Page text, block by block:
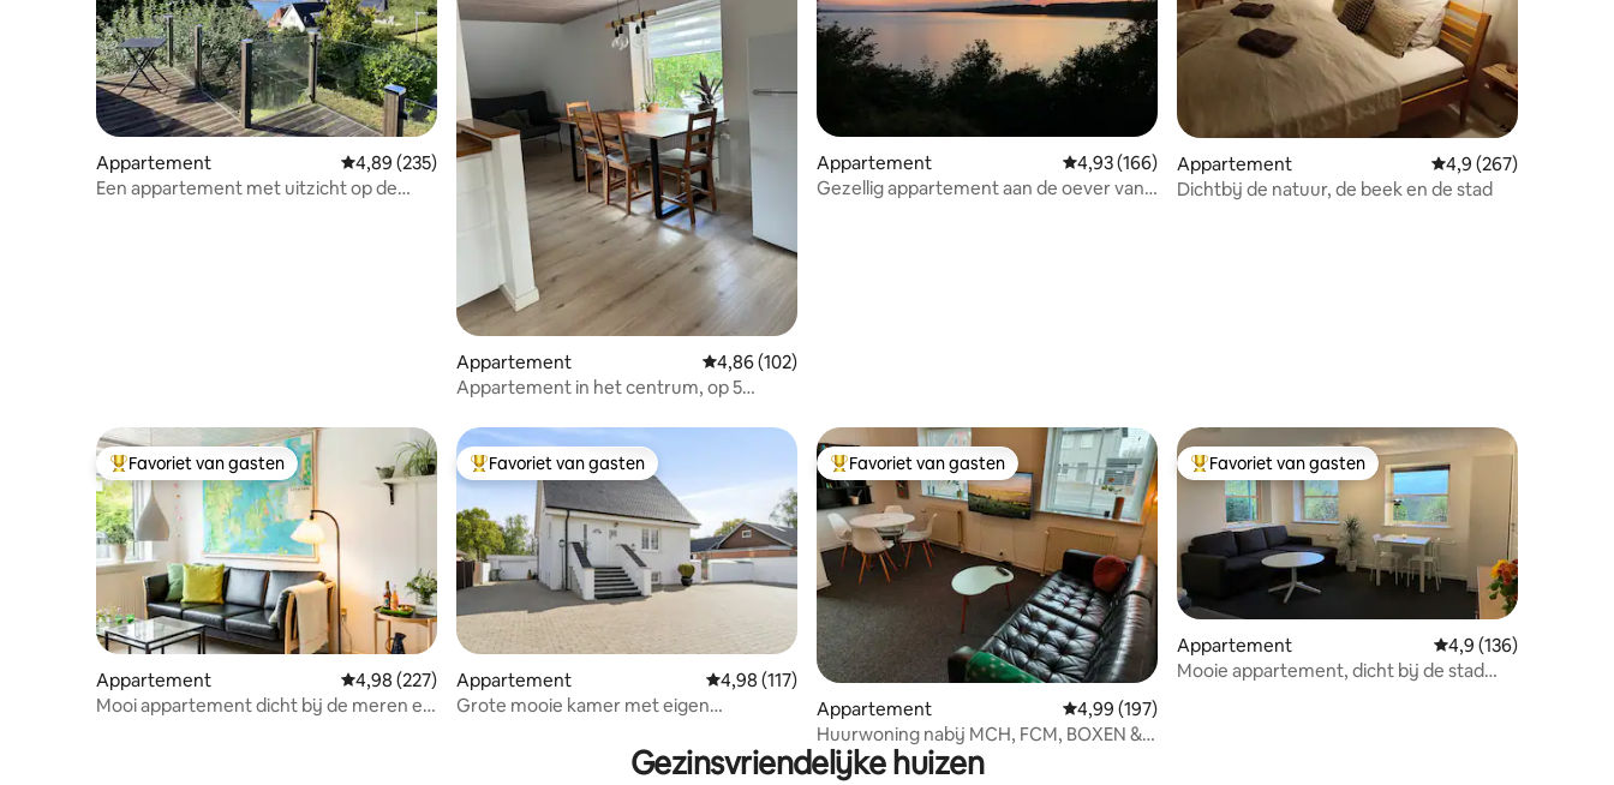
Appartement Gemiddelde beoordeling van 4,89 uit 5, 235 recensies
4,89 (235)
Een appartement met uitzicht op de
Appartement Gemiddelde beoordeling van 4,86 uit 5, 102 recensies
4,86 (102)
Appartement in het centrum, op 5
Appartement Gemiddelde beoordeling van 4,93 uit 5, 166 recensies
4,93 (166)
Gezellig appartement aan de oever van
Appartement Gemiddelde
4,9 (267)
Dichtbij de natuur, de beek en de stad
Topfavoriet van gasten
Favoriet van gasten
Appartement Gemiddelde beoordeling van 4,98 uit 5, 227 recensies
4,98 (227)
Mooi appartement dicht bij de meren en
Topfavoriet van gasten
Favoriet van gasten
Appartement Gemiddelde beoordeling van 4,98 uit 5, 117 recensies
4,98 (117)
Grote mooie kamer met eigen
Topfavoriet van gasten
Favoriet van gasten
Appartement Gemiddelde beoordeling van 4,99 uit 5, 197 recensies
4,99 (197)
Huurwoning nabij MCH, FCM, BOXEN &
Gødstrup Hospital
Topfavoriet van gasten
Favoriet van gasten
Appartement Gemiddelde
4,9 (136)
Mooie appartement, dicht bij de stad
Gezinsvriendelijke huizen